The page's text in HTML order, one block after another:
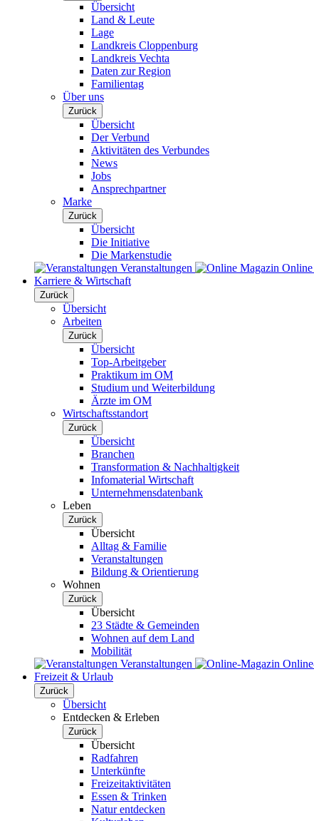
Übersicht
Land & Leute
Lage
Landkreis Cloppenburg
Landkreis Vechta
Daten zur Region
Familientag
Über uns
Zurück
Übersicht
Der Verbund
Aktivitäten des Verbundes
News
Jobs
Ansprechpartner
Marke
Zurück
Übersicht
Die Initiative
Die Markenstudie
Veranstaltungen
Karriere & Wirtschaft
Zurück
Übersicht
Arbeiten
Zurück
Übersicht
Top-Arbeitgeber
Praktikum im OM
Studium und Weiterbildung
Ärzte im OM
Wirtschaftsstandort
Zurück
Übersicht
Branchen
Transformation & Nachhaltigkeit
Infomaterial Wirtschaft
Unternehmensdatenbank
Leben
Zurück
Übersicht
Alltag & Familie
Veranstaltungen
Bildung & Orientierung
Wohnen
Zurück
Übersicht
23 Städte & Gemeinden
Wohnen auf dem Land
Mobilität
Veranstaltungen
Freizeit & Urlaub
Zurück
Übersicht
Entdecken & Erleben
Zurück
Übersicht
Radfahren
Unterkünfte
Freizeitaktivitäten
Essen & Trinken
Natur entdecken